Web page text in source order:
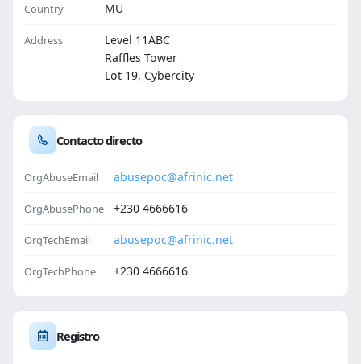
Country MU
Address
Level 11ABC
Raffles Tower
Lot 19, Cybercity
Contacto directo
OrgAbuseEmail abusepoc@afrinic.net
OrgAbusePhone +230 4666616
OrgTechEmail abusepoc@afrinic.net
OrgTechPhone +230 4666616
Registro